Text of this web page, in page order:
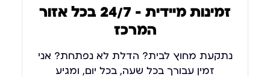
זמינות מיידית – 24/7 בכל אזור
המרכז
נתקעת מחוץ לבית? הדלת לא נפתחת? אני
זמין עבורך בכל שעה, בכל יום, ומגיע